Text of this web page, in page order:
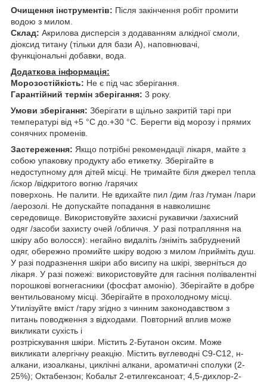
Очищення інструментів: Після закінчення робіт промити
водою з милом.
Склад: Акрилова дисперсія з додаванням алкідної смоли,
діоксид титану (тільки для бази А), наповнювачі,
функціональні добавки, вода.
Додаткова інформація:
Морозостійкість: Не є під час зберігання.
Гарантійний термін зберігання: 3 року.
Умови зберігання: Зберігати в щільно закритій тарі при
температурі від +5 °C до.+30 °C. Берегти від морозу і прямих
сонячних променів.
Застереження: Якщо потрібні рекомендації лікаря, майте з
собою упаковку продукту або етикетку. Зберігайте в
недоступному для дітей місці. Не тримайте біля джерел тепла
/іскор /відкритого вогню /гарячих
поверхонь. Не палити. Не вдихайте пил /дим /газ /туман /пари
/аерозолі. Не допускайте попадання в навколишнє
середовище. Використовуйте захисні рукавички /захисний
одяг /засоби захисту очей /обличчя. У разі потрапляння на
шкіру або волосся): негайно видаліть /зніміть забруднений
одяг, обережно промийте шкіру водою з милом /прийміть душ.
У разі подразнення шкіри або висипу на шкірі, зверніться до
лікаря. У разі пожежі: використовуйте для гасіння полівалентні
порошкові вогнегасники (фосфат амонію). Зберігайте в добре
вентильованому місці. Зберігайте в прохолодному місці.
Утилізуйте вміст /тару згідно з чинним законодавством з
питань поводження з відходами. Повторний вплив може
викликати сухість і
розтріскування шкіри. Містить 2-Бутанон оксим. Може
викликати алергічну реакцію. Містить вуглеводні C9-C12, н-
алкани, изоалканы, циклічні алкани, ароматичні сполуки (2-
25%); Октабензон; Кобальт 2-етилгексаноат; 4,5-дихлор-2-